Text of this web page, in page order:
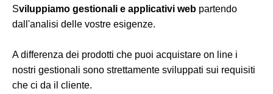
Sviluppiamo gestionali e applicativi web partendo
dall'analisi delle vostre esigenze.
A differenza dei prodotti che puoi acquistare on line i
nostri gestionali sono strettamente sviluppati sui requisiti
che ci da il cliente.